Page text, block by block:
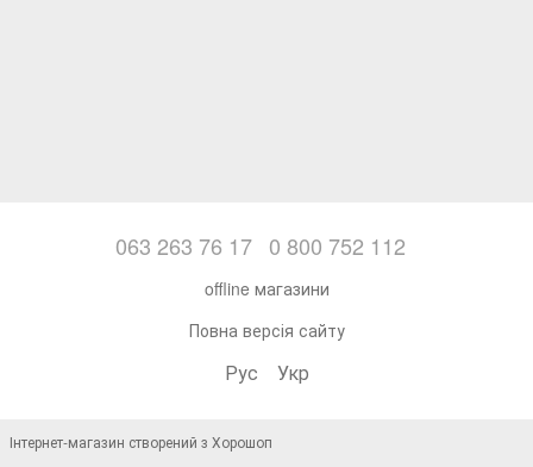
063 263 76 17 0 800 752 112
offline магазини
Повна версія сайту
Рус Укр
Інтернет-магазин створений з Хорошоп